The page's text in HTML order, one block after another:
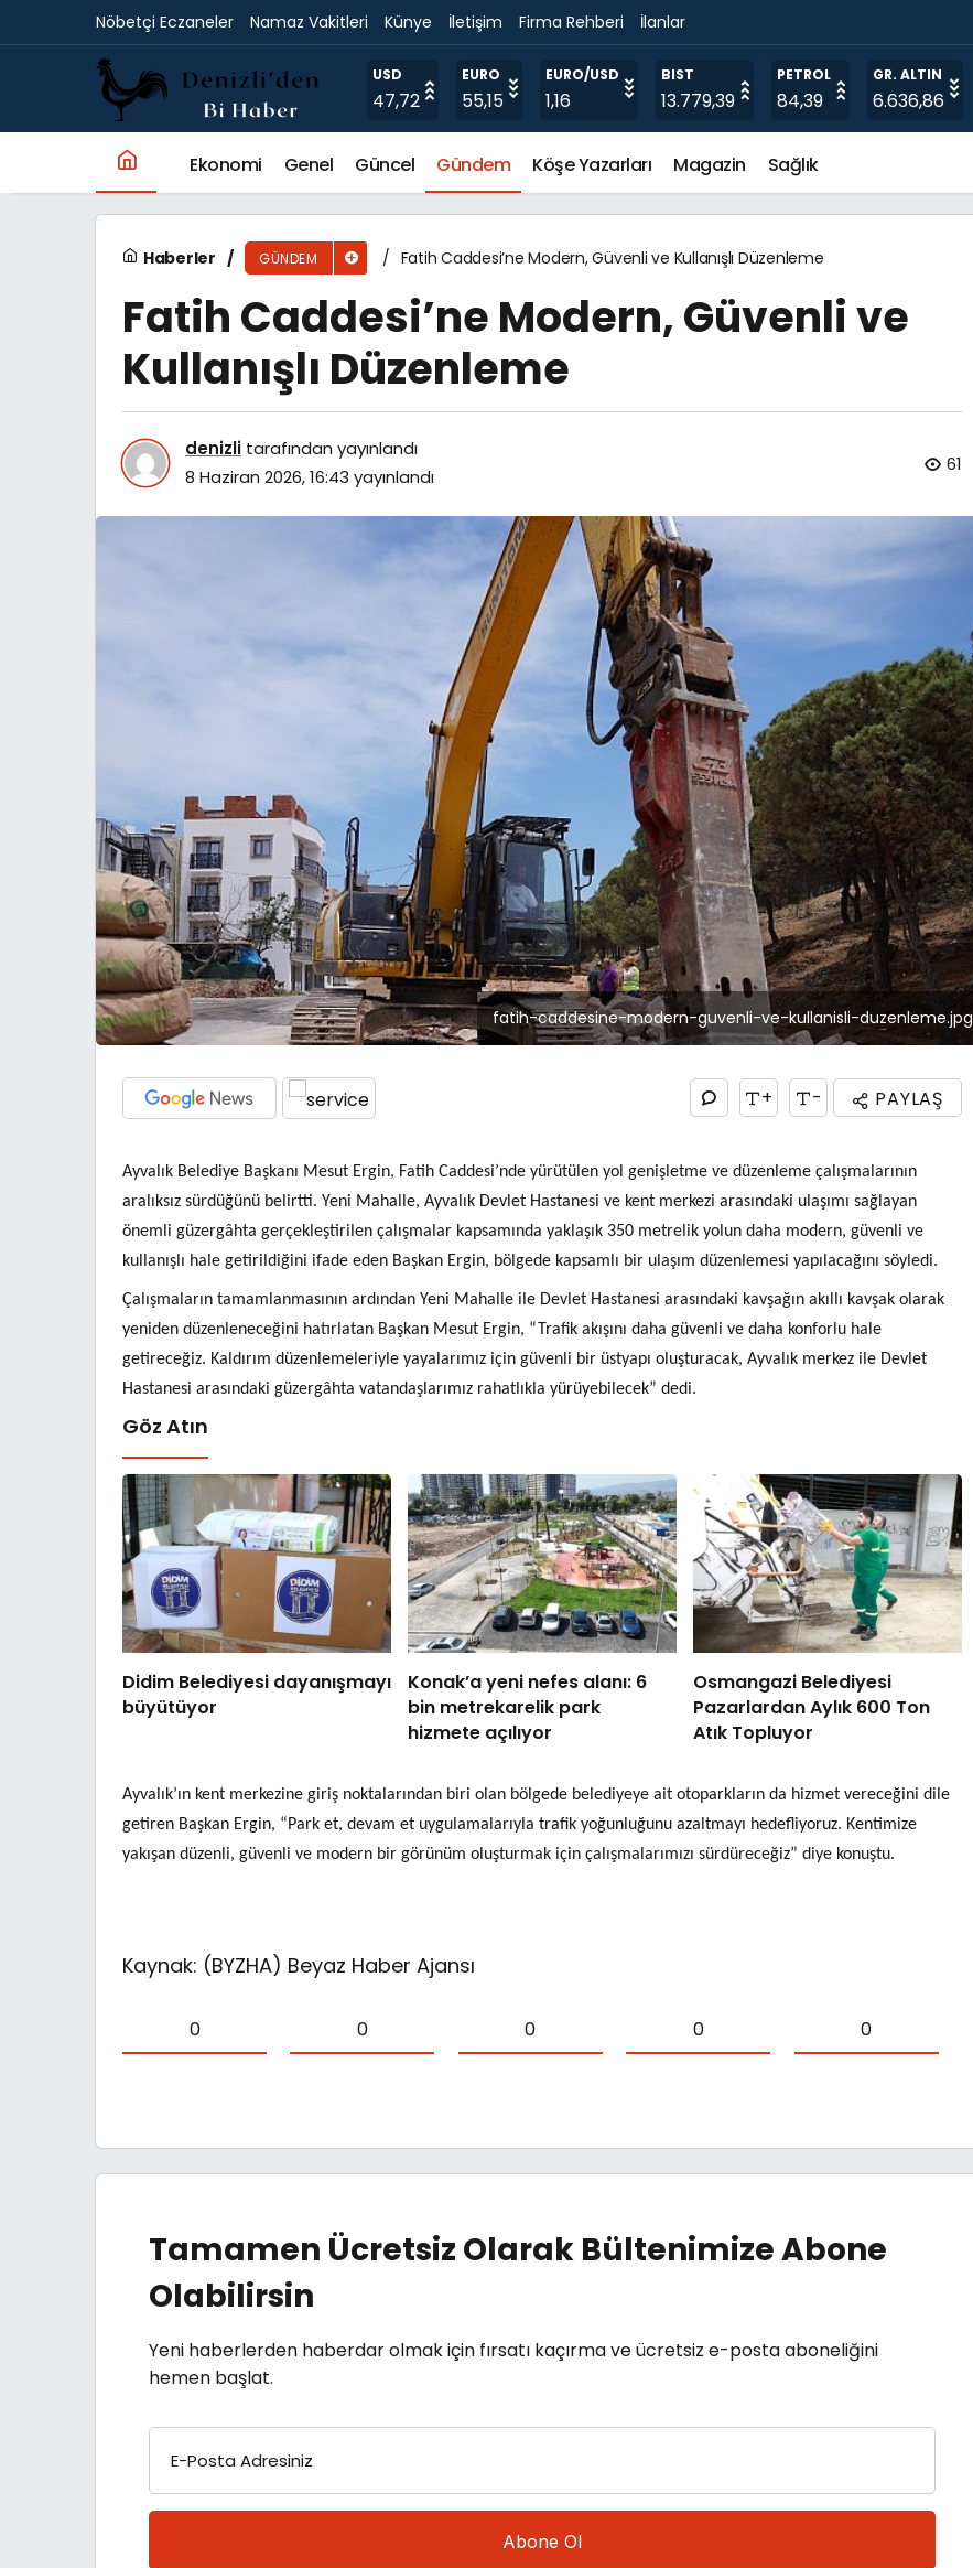
Nöbetçi Eczaneler Namaz Vakitleri Künye İletişim Firma Rehberi İlanlar
USD
47,72
EURO
55,15
EURO/USD
1,16
BIST
13.779,39
PETROL
84,39
GR. ALTIN
6.636,86
Ekonomi Genel Güncel Gündem Köşe Yazarları Magazin Sağlık
Haberler GÜNDEM Fatih Caddesi’ne Modern, Güvenli ve Kullanışlı Düzenleme
Fatih Caddesi’ne Modern, Güvenli ve
Kullanışlı Düzenleme
denizli tarafından yayınlandı
8 Haziran 2026, 16:43 yayınlandı
61
fatih-caddesine-modern-guvenli-ve-kullanisli-duzenleme.jpg
+ - PAYLAŞ
Ayvalık Belediye Başkanı Mesut Ergin, Fatih Caddesi’nde yürütülen yol genişletme ve düzenleme çalışmalarının
aralıksız sürdüğünü belirtti. Yeni Mahalle, Ayvalık Devlet Hastanesi ve kent merkezi arasındaki ulaşımı sağlayan
önemli güzergâhta gerçekleştirilen çalışmalar kapsamında yaklaşık 350 metrelik yolun daha modern, güvenli ve
kullanışlı hale getirildiğini ifade eden Başkan Ergin, bölgede kapsamlı bir ulaşım düzenlemesi yapılacağını söyledi.
Çalışmaların tamamlanmasının ardından Yeni Mahalle ile Devlet Hastanesi arasındaki kavşağın akıllı kavşak olarak
yeniden düzenleneceğini hatırlatan Başkan Mesut Ergin, “Trafik akışını daha güvenli ve daha konforlu hale
getireceğiz. Kaldırım düzenlemeleriyle yayalarımız için güvenli bir üstyapı oluşturacak, Ayvalık merkez ile Devlet
Hastanesi arasındaki güzergâhta vatandaşlarımız rahatlıkla yürüyebilecek” dedi.
Göz Atın
Didim Belediyesi dayanışmayı
büyütüyor
Konak’a yeni nefes alanı: 6
bin metrekarelik park
hizmete açılıyor
Osmangazi Belediyesi
Pazarlardan Aylık 600 Ton
Atık Topluyor
Ayvalık’ın kent merkezine giriş noktalarından biri olan bölgede belediyeye ait otoparkların da hizmet vereceğini dile
getiren Başkan Ergin, “Park et, devam et uygulamalarıyla trafik yoğunluğunu azaltmayı hedefliyoruz. Kentimize
yakışan düzenli, güvenli ve modern bir görünüm oluşturmak için çalışmalarımızı sürdüreceğiz” diye konuştu.
Kaynak: (BYZHA) Beyaz Haber Ajansı
0 0 0 0 0
Tamamen Ücretsiz Olarak Bültenimize Abone
Olabilirsin
Yeni haberlerden haberdar olmak için fırsatı kaçırma ve ücretsiz e-posta aboneliğini
hemen başlat.
E-Posta Adresiniz
Başkan Büyükakın: “Marmara için herkes elini taşın altına koymalı”